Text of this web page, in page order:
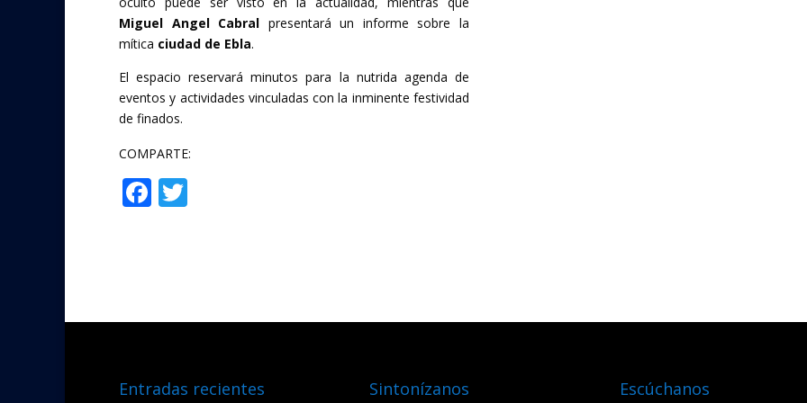
Miguel Angel Cabral presentará un informe sobre la
mítica ciudad de Ebla.
El espacio reservará minutos para la nutrida agenda de
eventos y actividades vinculadas con la inminente festividad
de finados.
COMPARTE:
F
Entradas recientes Sintonízanos Escúchanos